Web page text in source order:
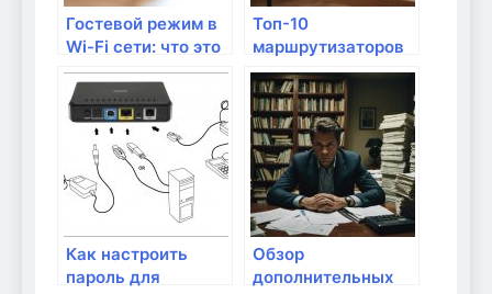
Гостевой режим в
Wi-Fi сети: что это
такое и как его
настроить?
Топ-10
маршрутизаторов
с мощной защитой
Как настроить
пароль для
Обзор
дополнительных